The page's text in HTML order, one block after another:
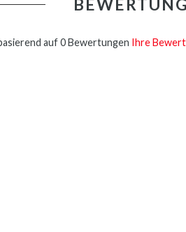
auf 0 Bewertungen Ihre